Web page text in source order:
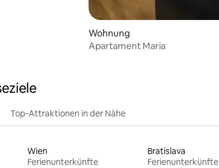
Wohnung
Apartament Maria
Top-Attraktionen in der Nähe
Wien
Ferienunterkünfte
Bratislava
Ferienunterkünfte